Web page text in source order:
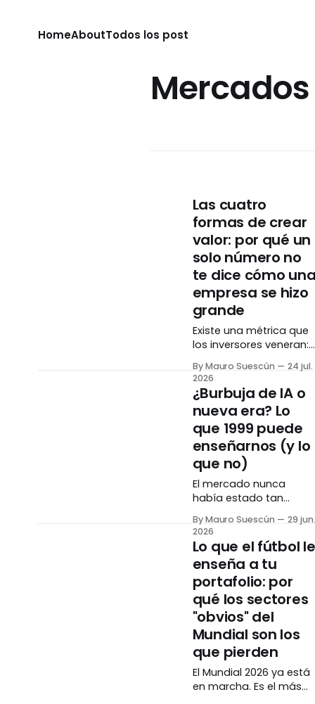
HomeAboutTodos los post
Las cuatro
formas de crear
valor: por qué un
solo número no
te dice cómo una
empresa se hizo
grande
Existe una métrica que
los inversores veneran:
el retorno sobre el
capital. Pero dos
empresas pueden tener
el mismo número
espectacular y haber
llegado ahí por
caminos
completamente
opuestos. Entender el
cómo importa tanto
como el cuánto. El
número que todos
admiran Hay una
métrica que separa a
las empresas
By Mauro Suescún
24 jul.
2026
¿Burbuja de IA o
nueva era? Lo
que 1999 puede
enseñarnos (y lo
que no)
El mercado nunca
había estado tan
concentrado en tan
pocas empresas, todas
apostando a lo mismo:
inteligencia artificial.
Para algunos es 1999
otra vez. Para otros, es
diferente esta vez. La
verdad, como casi
siempre, vive en los
matices. La pregunta
que todos se hacen Hay
una pregunta rondando
cada
By Mauro Suescún
29 jun.
2026
Lo que el fútbol le
enseña a tu
portafolio: por
qué los sectores
"obvios" del
Mundial son los
que pierden
El Mundial 2026 ya está
en marcha. Es el más
grande de la historia: